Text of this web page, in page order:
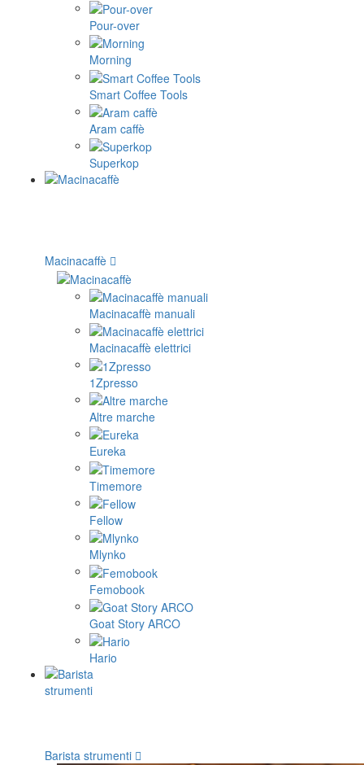
Pour-over
Morning
Smart Coffee Tools
Aram caffè
Superkop
Macinacaffè
Macinacaffè manuali
Macinacaffè elettrici
1Zpresso
Altre marche
Eureka
Timemore
Fellow
Mlynko
Femobook
Goat Story ARCO
Hario
Barista strumenti